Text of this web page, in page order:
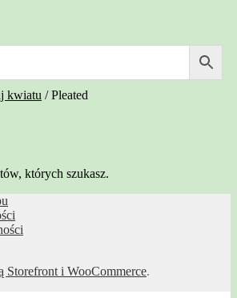
kwiatu /Pleated
których szukasz.
Storefront i WooCommerce.